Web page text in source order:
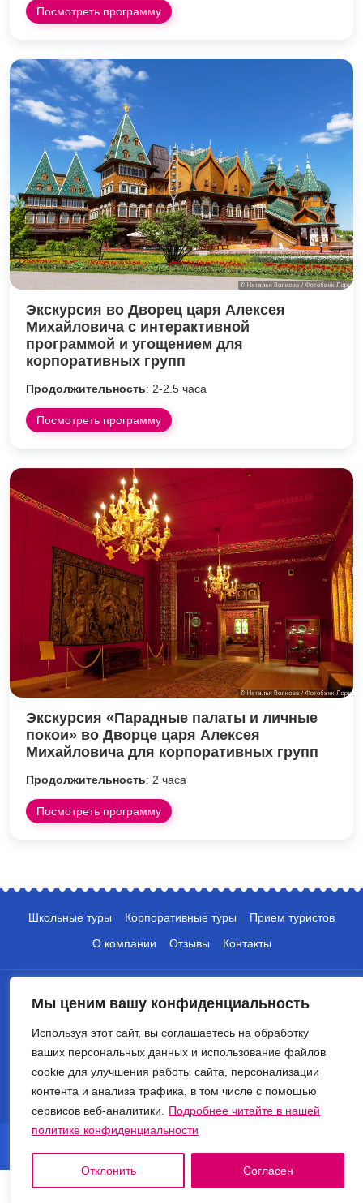
Мы ценим вашу конфиденциальность
Используя этот сайт, вы соглашаетесь на обработку
ваших персональных данных и использование файлов
cookie для улучшения работы сайта, персонализации
контента и анализа трафика, в том числе с помощью
сервисов веб-аналитики.
Подробнее читайте в нашей
политике конфиденциальности
Отклонить Согласен
Посмотреть программу
Экскурсия во Дворец царя Алексея
Михайловича с интерактивной
программой и угощением для
корпоративных групп
Продолжительность: 2-2.5 часа
Посмотреть программу
Экскурсия «Парадные палаты и личные
покои» во Дворце царя Алексея
Михайловича для корпоративных групп
Продолжительность: 2 часа
Посмотреть программу
Школьные туры Корпоративные туры
Прием туристов
О компании
Отзывы Контакты
+7 (495) 135-10-05
info@crocus-travel.ru
© 2026 Туроператор Крокус. Все права защищены.
Политика обработки персональных данных